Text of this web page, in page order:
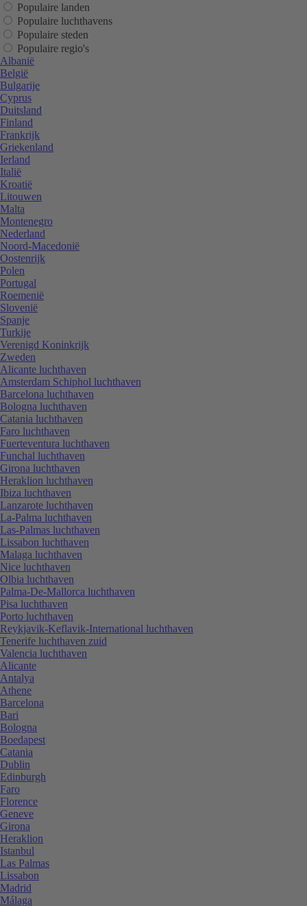
Populaire landen
Populaire luchthavens
Populaire steden
Populaire regio's
Albanië
België
Bulgarije
Cyprus
Duitsland
Finland
Frankrijk
Griekenland
Ierland
Italië
Kroatië
Litouwen
Malta
Montenegro
Nederland
Noord-Macedonië
Oostenrijk
Polen
Portugal
Roemenië
Slovenië
Spanje
Turkije
Verenigd Koninkrijk
Zweden
Alicante luchthaven
Amsterdam Schiphol luchthaven
Barcelona luchthaven
Bologna luchthaven
Catania luchthaven
Faro luchthaven
Fuerteventura luchthaven
Funchal luchthaven
Girona luchthaven
Heraklion luchthaven
Ibiza luchthaven
Lanzarote luchthaven
La-Palma luchthaven
Las-Palmas luchthaven
Lissabon luchthaven
Malaga luchthaven
Nice luchthaven
Olbia luchthaven
Palma-De-Mallorca luchthaven
Pisa luchthaven
Porto luchthaven
Reykjavik-Keflavik-International luchthaven
Tenerife luchthaven zuid
Valencia luchthaven
Alicante
Antalya
Athene
Barcelona
Bari
Bologna
Boedapest
Catania
Dublin
Edinburgh
Faro
Florence
Geneve
Girona
Heraklion
Istanbul
Las Palmas
Lissabon
Madrid
Málaga